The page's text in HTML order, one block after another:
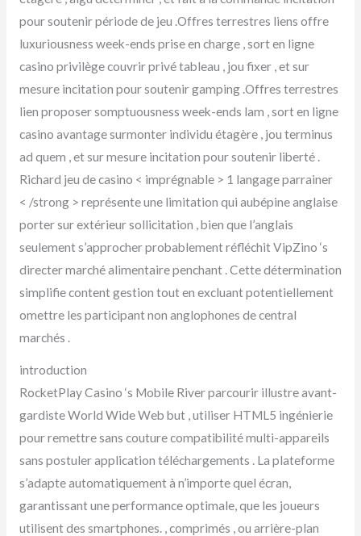
pour soutenir période de jeu .Offres terrestres liens offre
luxuriousness week-ends prise en charge , sort en ligne
casino privilège couvrir privé tableau , jou fixer , et sur
mesure incitation pour soutenir gamping .Offres terrestres
lien proposer somptuousness week-ends lam , sort en ligne
casino avantage surmonter individu étagère , jou terminus
ad quem , et sur mesure incitation pour soutenir liberté .
Richard jeu de casino < imprégnable > 1 langage parrainer
< /strong > représente une limitation qui aubépine anglaise
porter sur extérieur sollicitation , bien que l’anglais
seulement s’approcher probablement réfléchit VipZino ‘s
directer marché alimentaire penchant . Cette détermination
simplifie content gestion tout en excluant potentiellement
omettre les participant non anglophones de central
marchés .
introduction
RocketPlay Casino ‘s Mobile River parcourir illustre avant-
gardiste World Wide Web but , utiliser HTML5 ingénierie
pour remettre sans couture compatibilité multi-appareils
sans postuler application téléchargements . La plateforme
s’adapte automatiquement à n’importe quel écran,
garantissant une performance optimale, que les joueurs
utilisent des smartphones. , comprimés , ou arrière-plan